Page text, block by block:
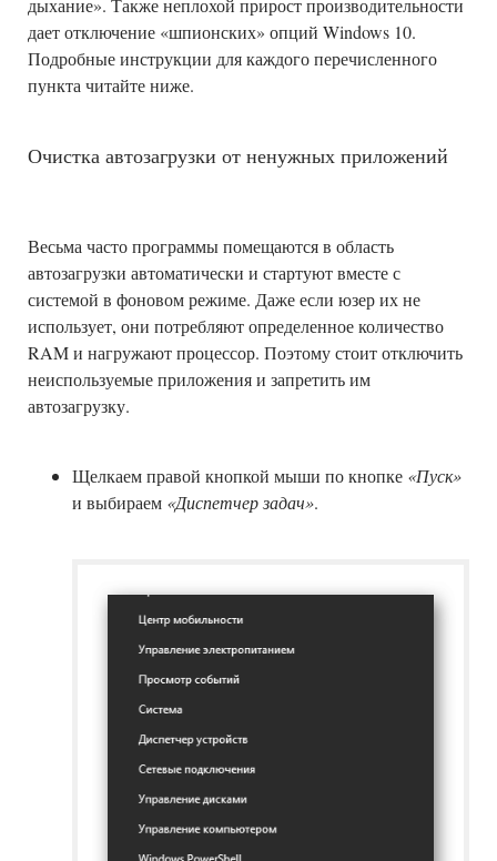
дыхание». Также неплохой прирост производительности
дает отключение «шпионских» опций Windows 10.
Подробные инструкции для каждого перечисленного
пункта читайте ниже.
Очистка автозагрузки от ненужных приложений
Весьма часто программы помещаются в область
автозагрузки автоматически и стартуют вместе с
системой в фоновом режиме. Даже если юзер их не
использует, они потребляют определенное количество
RAM и нагружают процессор. Поэтому стоит отключить
неиспользуемые приложения и запретить им
автозагрузку.
Щелкаем правой кнопкой мыши по кнопке «Пуск»
и выбираем «Диспетчер задач».